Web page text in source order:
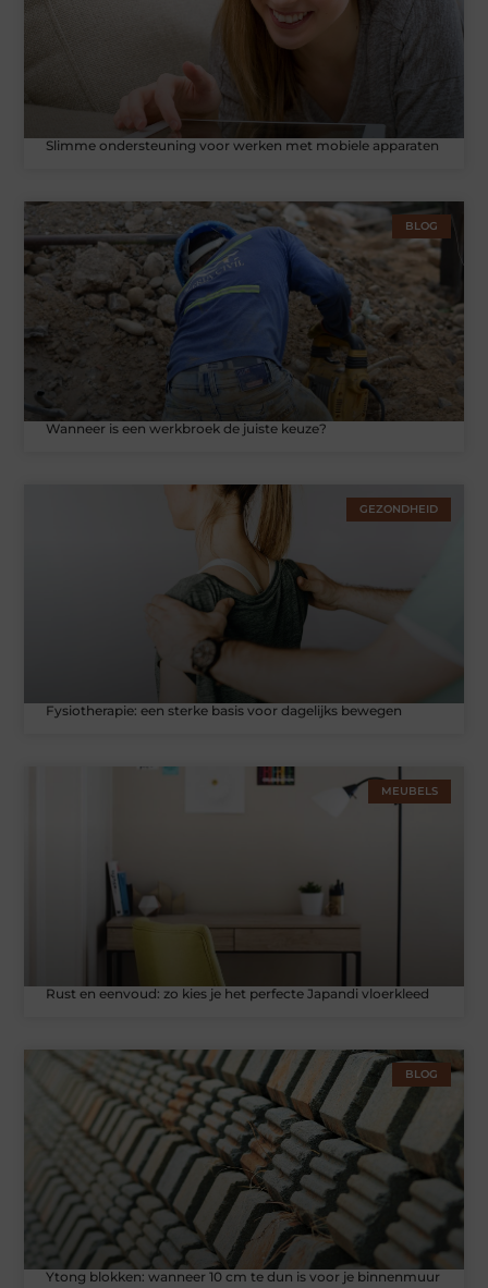
Slimme ondersteuning voor werken met mobiele apparaten
BLOG
Wanneer is een werkbroek de juiste keuze?
GEZONDHEID
Fysiotherapie: een sterke basis voor dagelijks bewegen
MEUBELS
Rust en eenvoud: zo kies je het perfecte Japandi vloerkleed
BLOG
Ytong blokken: wanneer 10 cm te dun is voor je binnenmuur